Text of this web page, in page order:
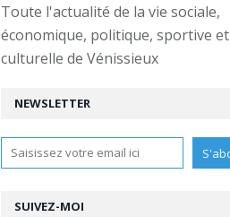
NEWSLETTER
SUIVEZ-MOI
Toute l'actualité de la vie sociale,
économique, politique, sportive et
culturelle de Vénissieux